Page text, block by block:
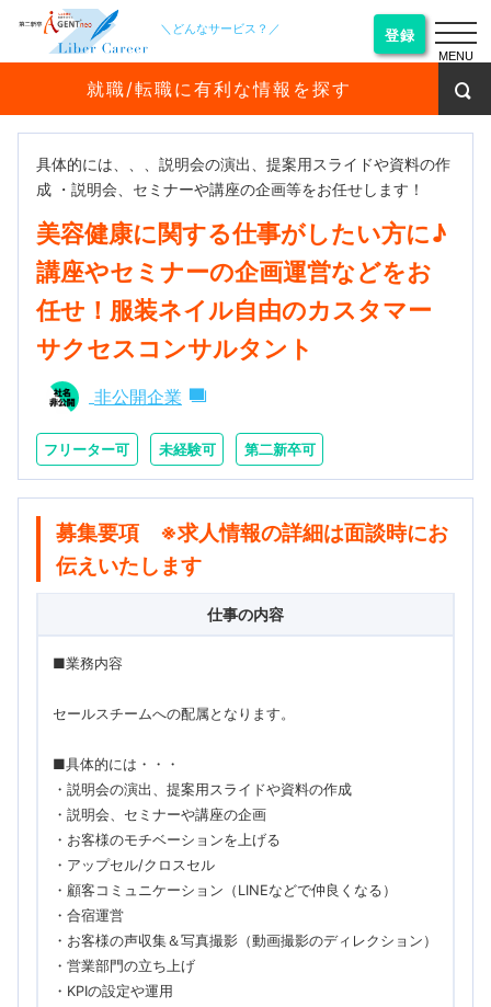
＼どんなサービス？／ 登録
就職/転職に有利な情報を探す
具体的には、、、説明会の演出、提案用スライドや資料の作
成 ・説明会、セミナーや講座の企画等をお任せします！
美容健康に関する仕事がしたい方に♪
講座やセミナーの企画運営などをお
任せ！服装ネイル自由のカスタマー
サクセスコンサルタント
非公開企業
フリーター可 未経験可 第二新卒可
募集要項 ※求人情報の詳細は面談時にお
伝えいたします
仕事の内容
■業務内容
セールスチームへの配属となります。
■具体的には・・・
・説明会の演出、提案用スライドや資料の作成
・説明会、セミナーや講座の企画
・お客様のモチベーションを上げる
・アップセル/クロスセル
・顧客コミュニケーション（LINEなどで仲良くなる）
・合宿運営
・お客様の声収集＆写真撮影（動画撮影のディレクション）
・営業部門の立ち上げ
・KPIの設定や運用
MENU